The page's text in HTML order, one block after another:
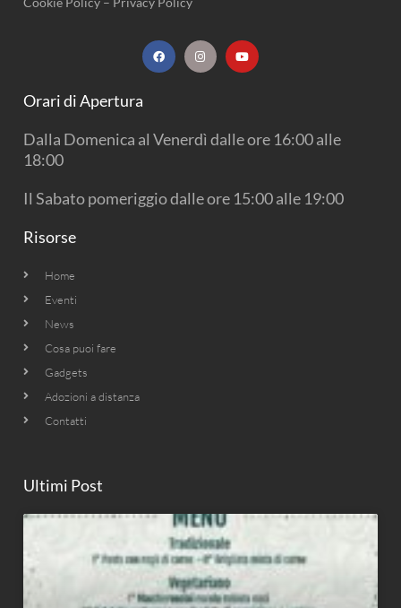
F
a
I
n
m
Y
o
Orari di Apertura
Dalla Domenica al Venerdì dalle ore 16:00 alle
18:00
Il Sabato pomeriggio dalle ore 15:00 alle 19:00
Risorse
Home
Eventi
News
Cosa puoi fare
Gadgets
Adozioni a distanza
Contatti
Ultimi Post